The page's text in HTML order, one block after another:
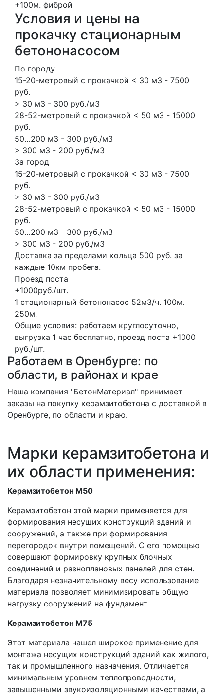
+100м. фиброй
Условия и цены на
прокачку стационарным
бетононасосом
По городу
15-20-метровый с прокачкой < 30 м3 - 7500
руб.
> 30 м3 - 300 руб./м3
28-52-метровый с прокачкой < 50 м3 - 15000
руб.
50…200 м3 - 300 руб./м3
> 300 м3 - 200 руб./м3
За город
15-20-метровый с прокачкой < 30 м3 - 7500
руб.
> 30 м3 - 300 руб./м3
28-52-метровый с прокачкой < 50 м3 - 15000
руб.
50…200 м3 - 300 руб./м3
> 300 м3 - 200 руб./м3
Доставка за пределами кольца 500 руб. за
каждые 10км пробега.
Проезд поста
+1000руб./шт.
1 стационарный бетононасос 52м3/ч. 100м.
250м.
Общие условия: работаем круглосуточно,
выгрузка 1 час бесплатно, проезд поста +1000
руб./шт.
Работаем в Оренбурге: по
области, в районах и крае
Наша компания "БетонМатериал" принимает
заказы на покупку керамзитобетона с доставкой в
Оренбурге, по области и краю.
Марки керамзитобетона и
их области применения:
Керамзитобетон М50
Керамзитобетон этой марки применяется для
формирования несущих конструкций зданий и
сооружений, а также при формирования
перегородок внутри помещений. С его помощью
совершают формировку крупных блочных
соединений и разноплановых панелей для стен.
Благодаря незначительному весу использование
материала позволяет минимизировать общую
нагрузку сооружений на фундамент.
Керамзитобетон М75
Этот материала нашел широкое применение для
монтажа несущих конструкций зданий как жилого,
так и промышленного назначения. Отличается
минимальным уровнем теплопроводности,
завышенными звукоизоляционными качествами, а